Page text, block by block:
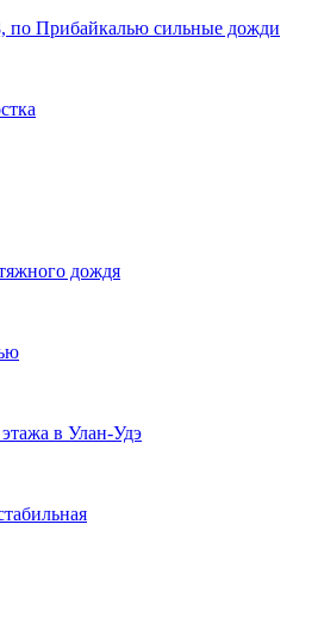
по Прибайкалью сильные дожди
дождя
в Улан-Удэ